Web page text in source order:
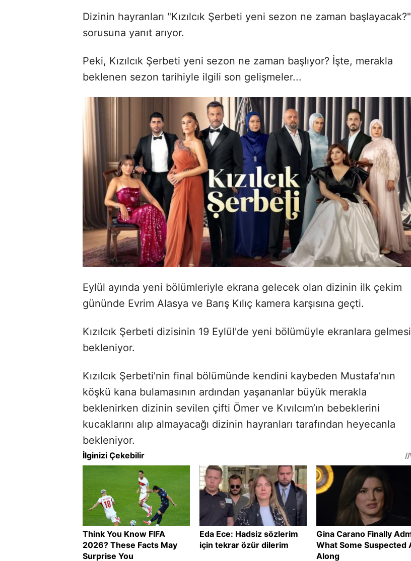
Dizinin hayranları "Kızılcık Şerbeti yeni sezon ne zaman başlayacak?"
sorusuna yanıt arıyor.
Peki, Kızılcık Şerbeti yeni sezon ne zaman başlıyor? İşte, merakla
beklenen sezon tarihiyle ilgili son gelişmeler...
Eylül ayında yeni bölümleriyle ekrana gelecek olan dizinin ilk çekim
gününde Evrim Alasya ve Barış Kılıç kamera karşısına geçti.
Kızılcık Şerbeti dizisinin 19 Eylül'de yeni bölümüyle ekranlara gelmesi
bekleniyor.
Kızılcık Şerbeti'nin final bölümünde kendini kaybeden Mustafa’nın
köşkü kana bulamasının ardından yaşananlar büyük merakla
beklenirken dizinin sevilen çifti Ömer ve Kıvılcım’ın bebeklerini
kucaklarını alıp almayacağı dizinin hayranları tarafından heyecanla
bekleniyor.